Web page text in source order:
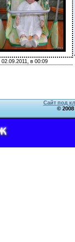
02.09.2011, в 00:09
Сайт под
©